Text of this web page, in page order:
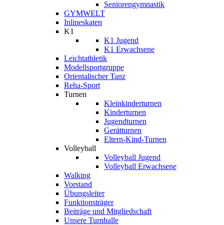
Seniorengymnastik
GYMWELT
Inlineskaten
K1
K1 Jugend
K1 Erwachsene
Leichtathletik
Modellsportgruppe
Orientalischer Tanz
Reha-Sport
Turnen
Kleinkinderturnen
Kinderturnen
Jugendturnen
Gerätturnen
Eltern-Kind-Turnen
Volleyball
Volleyball Jugend
Volleyball Erwachsene
Walking
Vorstand
Übungsleiter
Funktionsträger
Beiträge und Mitgliedschaft
Unsere Turnhalle